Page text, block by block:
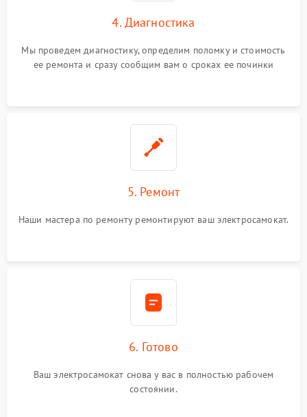
4. Диагностика
Мы проведем диагностику, определим поломку и стоимость
ее ремонта и сразу сообщим вам о сроках ее починки
5. Ремонт
Наши мастера по ремонту ремонтируют ваш электросамокат.
6. Готово
Ваш электросамокат снова у вас в полностью рабочем
состоянии.